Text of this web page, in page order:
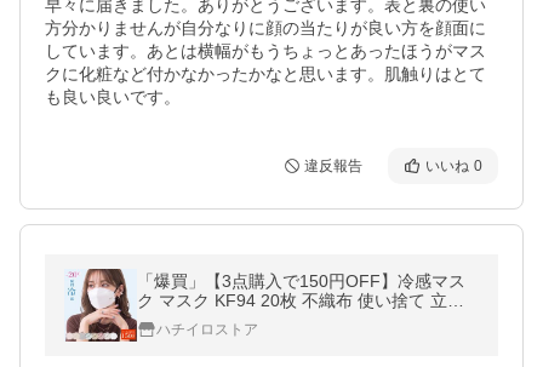
早々に届きました。ありがとうございます。表と裏の使い
方分かりませんが自分なりに顔の当たりが良い方を顔面に
しています。あとは横幅がもうちょっとあったほうがマス
クに化粧など付かなかったかなと思います。肌触りはとて
も良い良いです。
違反報告 いいね 0
「爆買」【3点購入で150円OFF】冷感マス
ク マスク KF94 20枚 不織布 使い捨て 立体
マスク カラー バイカラー 3Dマスク 冷感 耳
紐 平ゴム 柄冷感バイカラーマスク
ハチイロストア